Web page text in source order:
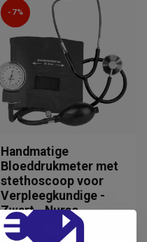
-7%
Handmatige
Bloeddrukmeter met
stethoscoop voor
Verpleegkundige -
Zwart - Nurse